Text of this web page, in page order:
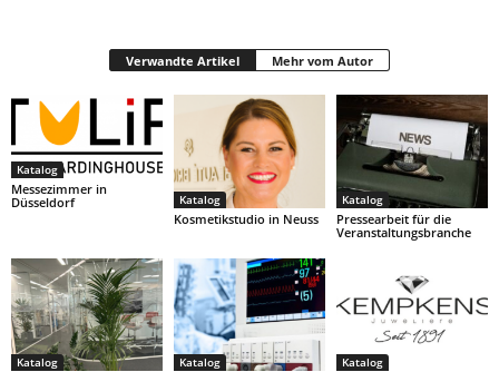
Verwandte Artikel Mehr vom Autor
Katalog
Messezimmer in
Düsseldorf
Katalog
Kosmetikstudio in Neuss
Katalog
Pressearbeit für die
Veranstaltungsbranche
Katalog Katalog Katalog